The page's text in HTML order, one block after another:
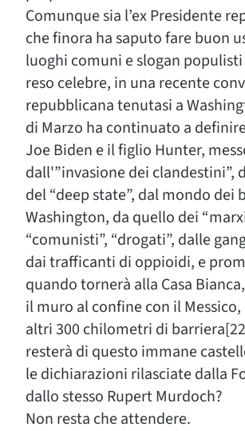
Comunque sia l’ex Presidente
che finora ha saputo fare buon
luoghi comuni e slogan
reso celebre, in una recente
repubblicana tenutasi a
di Marzo ha continuato a
Joe Biden e il figlio Hunter,
dall'”invasione dei clandestini”,
del “deep state”, dal mondo dei
Washington, da quello dei
“comunisti”, “drogati”, dalle
dai trafficanti di oppioidi, e
quando tornerà alla Casa
il muro al confine con il
altri 300 chilometri di
resterà di questo immane
le dichiarazioni rilasciate dalla
dallo stesso Rupert Murdoch?
Non resta che attendere.